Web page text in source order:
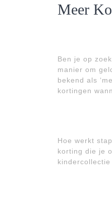
Meer
Ben je op
manier om
bekend als
kortingen
Hoe werkt
korting die je